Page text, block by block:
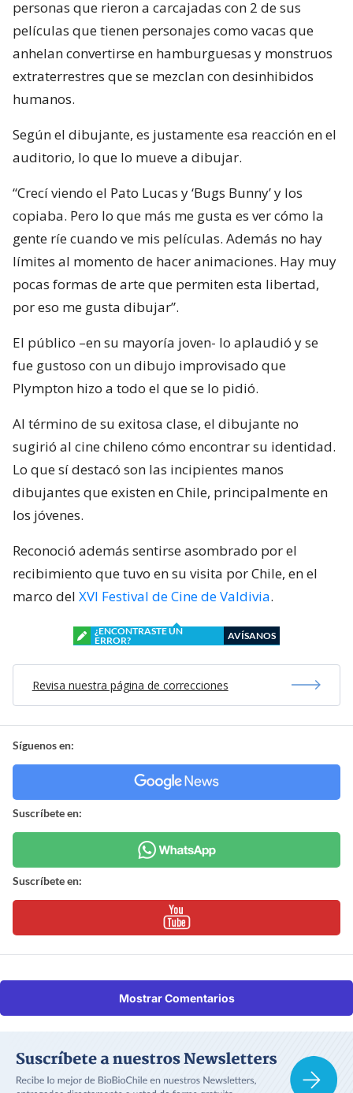
personas que rieron a carcajadas con 2 de sus
películas que tienen personajes como vacas que
anhelan convertirse en hamburguesas y monstruos
extraterrestres que se mezclan con desinhibidos
humanos.
Según el dibujante, es justamente esa reacción en el
auditorio, lo que lo mueve a dibujar.
“Crecí viendo el Pato Lucas y ‘Bugs Bunny’ y los
copiaba. Pero lo que más me gusta es ver cómo la
gente ríe cuando ve mis películas. Además no hay
límites al momento de hacer animaciones. Hay muy
pocas formas de arte que permiten esta libertad,
por eso me gusta dibujar”.
El público –en su mayoría joven- lo aplaudió y se
fue gustoso con un dibujo improvisado que
Plympton hizo a todo el que se lo pidió.
Al término de su exitosa clase, el dibujante no
sugirió al cine chileno cómo encontrar su identidad.
Lo que sí destacó son las incipientes manos
dibujantes que existen en Chile, principalmente en
los jóvenes.
Reconoció además sentirse asombrado por el
recibimiento que tuvo en su visita por Chile, en el
marco del XVI Festival de Cine de Valdivia.
¿ENCONTRASTE UN
ERROR?
AVÍSANOS
Revisa nuestra página de correcciones
Síguenos en:
Suscríbete en:
Suscríbete en:
Mostrar Comentarios